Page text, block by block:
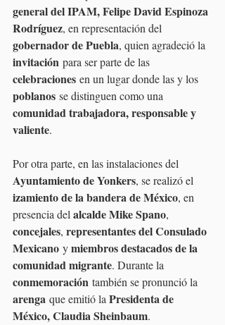
general del IPAM, Felipe David Espinoza
Rodríguez, en representación del
gobernador de Puebla, quien agradeció la
invitación para ser parte de las
celebraciones en un lugar donde las y los
poblanos se distinguen como una
comunidad trabajadora, responsable y
valiente.
Por otra parte, en las instalaciones del
Ayuntamiento de Yonkers, se realizó el
izamiento de la bandera de México, en
presencia del alcalde Mike Spano,
concejales, representantes del Consulado
Mexicano y miembros destacados de la
comunidad migrante. Durante la
conmemoración también se pronunció la
arenga que emitió la Presidenta de
México, Claudia Sheinbaum.